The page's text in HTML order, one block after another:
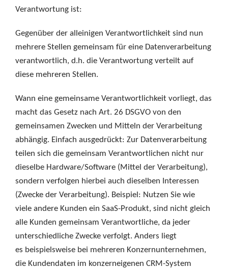
Verantwortung ist:
Gegenüber der alleinigen Verantwortlichkeit sind nun
mehrere Stellen gemeinsam für eine Datenverarbeitung
verantwortlich, d.h. die Verantwortung verteilt auf
diese mehreren Stellen.
Wann eine gemeinsame Verantwortlichkeit vorliegt, das
macht das Gesetz nach Art. 26 DSGVO von den
gemeinsamen Zwecken und Mitteln der Verarbeitung
abhängig. Einfach ausgedrückt: Zur Datenverarbeitung
teilen sich die gemeinsam Verantwortlichen nicht nur
dieselbe Hardware/Software (Mittel der Verarbeitung),
sondern verfolgen hierbei auch dieselben Interessen
(Zwecke der Verarbeitung). Beispiel: Nutzen Sie wie
viele andere Kunden ein SaaS-Produkt, sind nicht gleich
alle Kunden gemeinsam Verantwortliche, da jeder
unterschiedliche Zwecke verfolgt. Anders liegt
es beispielsweise bei mehreren Konzernunternehmen,
die Kundendaten im konzerneigenen CRM-System